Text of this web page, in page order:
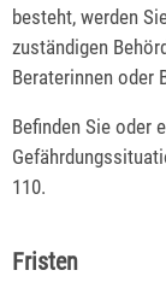
besteht, werden
zuständigen
Beraterinnen oder
Befinden Sie oder
110.
Fristen